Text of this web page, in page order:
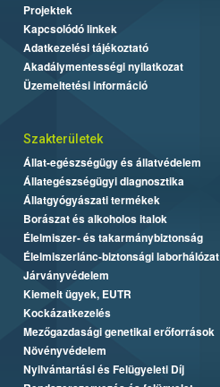
Projektek
Kapcsolódó linkek
Adatkezelési tájékoztató
Akadálymentességi nyilatkozat
Üzemeltetési információ
Szakterületek
Állat-egészségügy és állatvédelem
Állategészségügyi diagnosztika
Állatgyógyászati termékek
Borászat és alkoholos italok
Élelmiszer- és takarmánybiztonság
Élelmiszerlánc-biztonsági laborhálózat
Járványvédelem
Kiemelt ügyek, EUTR
Kockázatkezelés
Mezőgazdasági genetikai erőforrások
Növényvédelem
Nyilvántartási és Felügyeleti Díj